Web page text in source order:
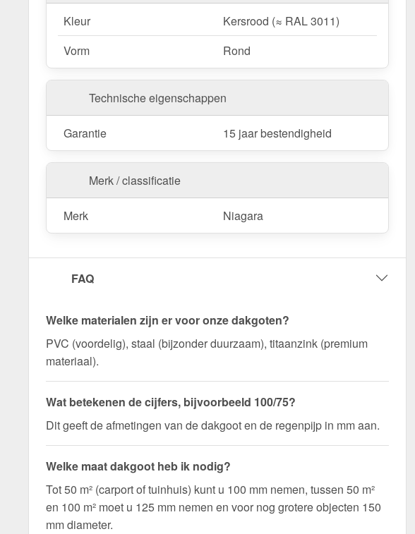
Kleur
Kersrood (≈ RAL 3011)
Vorm
Rond
Technische eigenschappen
Garantie 15 jaar bestendigheid
Merk / classificatie
Merk Niagara
FAQ
Welke materialen zijn er voor onze dakgoten?
PVC (voordelig), staal (bijzonder duurzaam), titaanzink (premium
materiaal).
Wat betekenen de cijfers, bijvoorbeeld 100/75?
Dit geeft de afmetingen van de dakgoot en de regenpijp in mm aan.
Welke maat dakgoot heb ik nodig?
Tot 50 m² (carport of tuinhuis) kunt u 100 mm nemen, tussen 50 m²
en 100 m² moet u 125 mm nemen en voor nog grotere objecten 150
mm diameter.